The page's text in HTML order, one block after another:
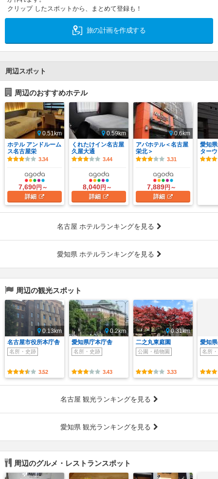
クリップ したスポットから、まとめて登録も！
旅の計画を作成する
周辺スポット
周辺のおすすめホテル
0.51km
ホテル アンドルーム
ス名古屋栄
3.34
7,690円～
詳細
0.59km
くれたけイン名古屋
久屋大通
3.44
8,040円～
詳細
0.6km
アパホテル＜名古屋
栄北＞
3.31
7,889円～
詳細
愛知
ター
名古屋 ホテルランキングを見る
愛知県 ホテルランキングを見る
周辺の観光スポット
0.13km
名古屋市役所本庁舎
名所・史跡
3.52
0.2km
愛知県庁本庁舎
名所・史跡
3.43
0.31km
二之丸東庭園
公園・植物園
3.33
愛知
名所
名古屋 観光ランキングを見る
愛知県 観光ランキングを見る
周辺のグルメ・レストランスポット